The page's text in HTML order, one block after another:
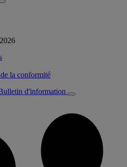
la conformité
d'information